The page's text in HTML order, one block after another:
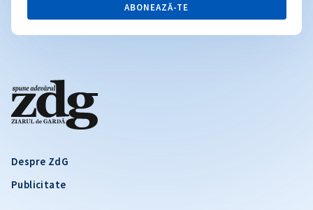
Despre ZdG
Publicitate
ABONEAZĂ-TE